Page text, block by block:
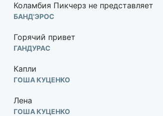
Коламбия Пикчерз не представляет
БАНД'ЭРОС
Горячий привет
ГАНДУРАС
Капли
ГОША КУЦЕНКО
Лена
ГОША КУЦЕНКО